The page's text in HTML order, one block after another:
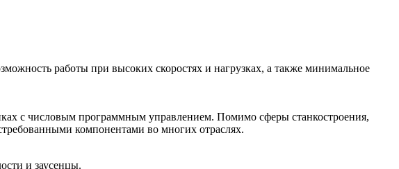
работы при высоких скоростях и нагрузках, а также минимальное
с числовым программным управлением. Помимо сферы станкостроения,
компонентами во многих отраслях.
и заусенцы.